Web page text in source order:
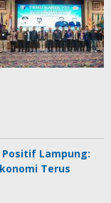
Positif Lampung:
Terus